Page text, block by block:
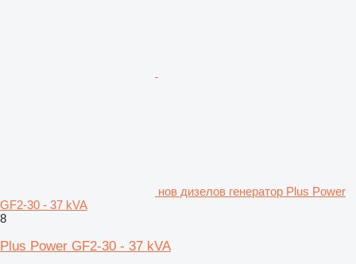
нов дизелов генератор Plus Power
GF2-30 - 37 kVA
8
Plus Power GF2-30 - 37 kVA